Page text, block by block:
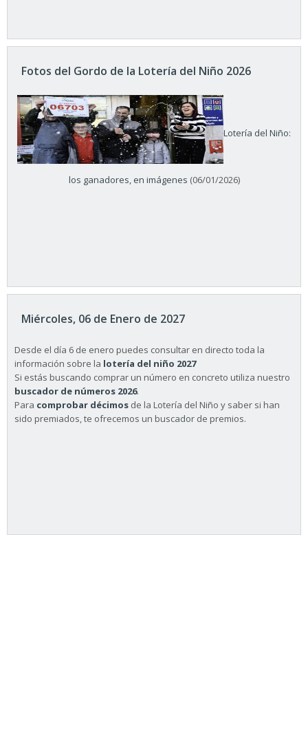
Fotos del Gordo de la Lotería del Niño 2026
Lotería del Niño:
los ganadores, en imágenes (06/01/2026)
Miércoles, 06 de Enero de 2027
Desde el día 6 de enero puedes consultar en directo toda la
información sobre la lotería del niño 2027
Si estás buscando comprar un número en concreto utiliza nuestro
buscador de números 2026.
Para comprobar décimos de la Lotería del Niño y saber si han
sido premiados, te ofrecemos un buscador de premios.